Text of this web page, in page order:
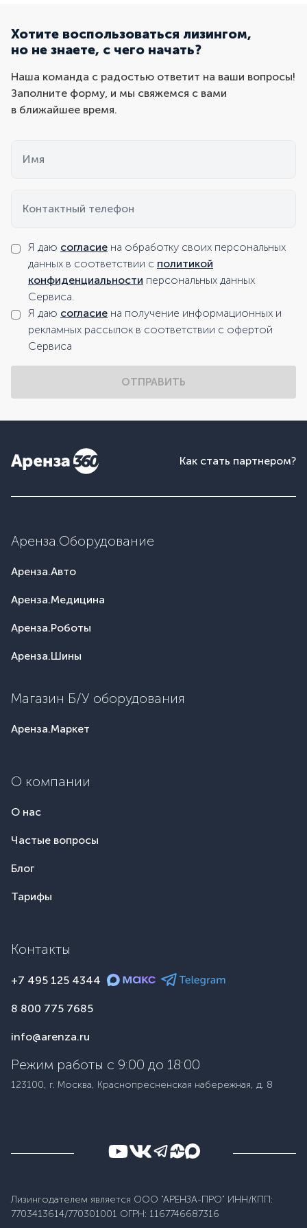
Хотите воспользоваться лизингом,
но не знаете, с чего начать?
Наша команда с радостью ответит на ваши вопросы!
Заполните форму, и мы свяжемся с вами
в ближайшее время.
Имя
Контактный телефон
Я даю согласие на обработку своих персональных
данных в соответствии с политикой
конфиденциальности персональных данных
Сервиса.
Я даю согласие на получение информационных и
рекламных рассылок в соответствии с офертой
Сервиса
ОТПРАВИТЬ
Как стать партнером?
Аренза.Оборудование
Аренза.Авто
Аренза.Медицина
Аренза.Роботы
Аренза.Шины
Магазин Б/У оборудования
Аренза.Маркет
О компании
О нас
Частые вопросы
Блог
Тарифы
Контакты
+7 495 125 4344
8 800 775 7685
info@arenza.ru
Режим работы с 9:00 до 18:00
123100, г. Москва, Краснопресненская набережная, д. 8
Лизингодателем является ООО "АРЕНЗА-ПРО" ИНН/КПП:
7703413614/770301001 ОГРН: 1167746687316